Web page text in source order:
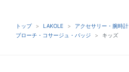
トップ LAKOLE
アクセサリー・腕時計
ブローチ・コサージュ・バッジ
キッズ